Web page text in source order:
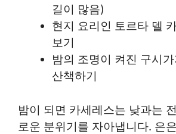
길이 많음)
현지 요리인 토르타 델
보기
밤의 조명이 켜진 구시
산책하기
밤이 되면 카세레스는 낮과는
로운 분위기를 자아냅니다. 은